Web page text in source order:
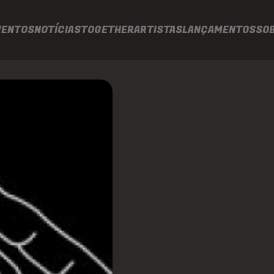
NOTÍCIASTOGETHERARTISTASLANÇAMENTOS